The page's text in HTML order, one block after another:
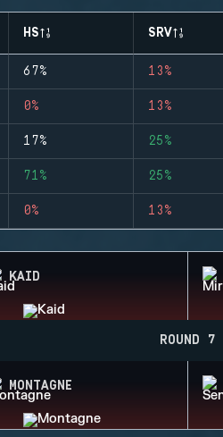
HS SRV
67% 13%
0% 13%
17% 25%
71% 25%
0% 13%
KAID
ROUND 7
MONTAGNE